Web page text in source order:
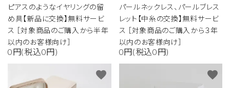
ピアスのようなイヤリングの留
め具【新品に交換】無料サービ
ス ［対象商品のご購入から半年
以内のお客様向け］
0円(税込0円)
パールネックレス、パールブレス
レット【中糸の交換】無料サービ
ス ［対象商品のご購入から３年
以内のお客様向け］
0円(税込0円)
favorite favorite